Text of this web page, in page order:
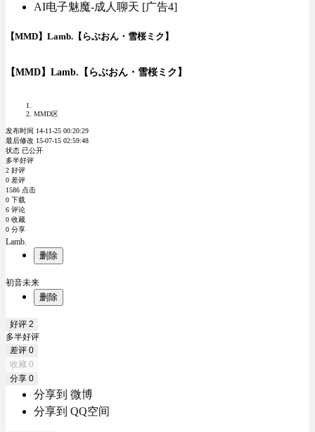
AI电子魅魔-成人聊天 [广告4]
【MMD】Lamb.【らぶおん・雪桜ミク】
【MMD】Lamb.【らぶおん・雪桜ミク】
MMD区
发布时间 14-11-25 00:20:29
最后修改 15-07-15 02:59:48
状态 已公开
多半好评
2 好评
0 差评
1586 点击
0 下载
6 评论
0 收藏
0 分享
Lamb.
删除
初音未来
删除
好评 2
多半好评
差评 0
收藏 0
分享 0
分享到 微博
分享到 QQ空间